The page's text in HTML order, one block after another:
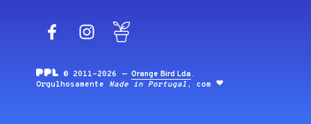
FacebookInstagram
© 2011-2026 —Orange Bird Lda .
Orgulhosamente Made in Portugal , com